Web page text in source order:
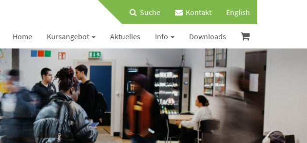
Suche Kontakt English
Home Kursangebot Aktuelles Info Downloads